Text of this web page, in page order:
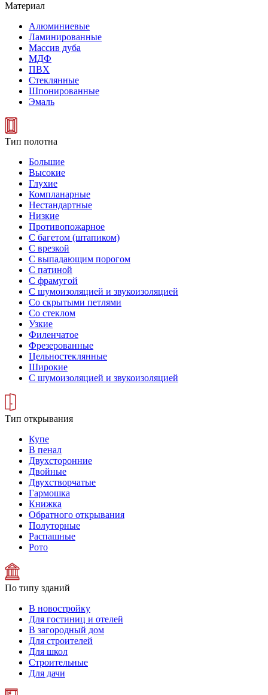
Материал
Алюминиевые
Ламинированные
Массив дуба
МДФ
ПВХ
Стеклянные
Шпонированные
Эмаль
Тип полотна
Большие
Высокие
Глухие
Компланарные
Нестандартные
Низкие
Противопожарное
С багетом (штапиком)
С врезкой
С выпадающим порогом
С патиной
С фрамугой
С шумоизоляцией и звукоизоляцией
Со скрытыми петлями
Со стеклом
Узкие
Филенчатое
Фрезерованные
Цельностеклянные
Широкие
С шумоизоляцией и звукоизоляцией
Тип открывания
Купе
В пенал
Двухсторонние
Двойные
Двухстворчатые
Гармошка
Книжка
Обратного открывания
Полуторные
Распашные
Рото
По типу зданий
В новостройку
Для гостиниц и отелей
В загородный дом
Для строителей
Для школ
Строительные
Для дачи